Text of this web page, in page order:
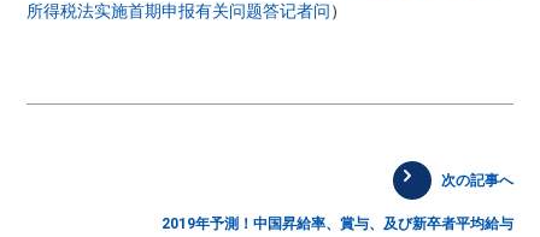
所得税法实施首期申报有关问题答记者问）
次の記事へ
2019年予測！中国昇給率、賞与、及び新卒者平均給与